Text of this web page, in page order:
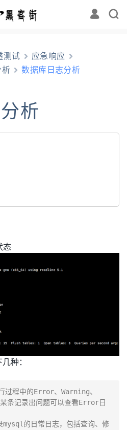
测试
应急响应
析
数据库日志分析
析
态
种：
程中的Error、Warning、
条记录出问题可以查看Error日
的日常日志，包括查询、修